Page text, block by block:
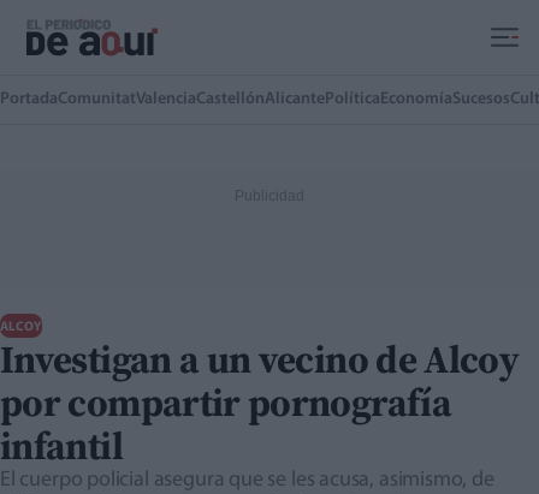
PortadaComunitatValenciaCastellónAlicante Política EconomíaSucesos
ALCOY
Investigan a un vecino de Alcoy
por compartir pornografía
infantil
El cuerpo policial asegura que se les acusa, asimismo, de